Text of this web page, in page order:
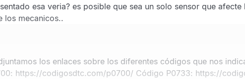
esa veria? es posible que sea un solo sensor que
los mecanicos..
los enlaces sobre los diferentes códigos que nos
https://codigosdtc.com/p0700/ Código P0733: https://